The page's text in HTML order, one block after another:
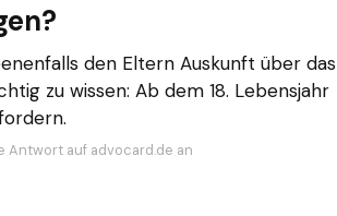
den Eltern Auskunft über das
zu wissen: Ab dem 18. Lebensjahr
Antwort auf advocard.de an